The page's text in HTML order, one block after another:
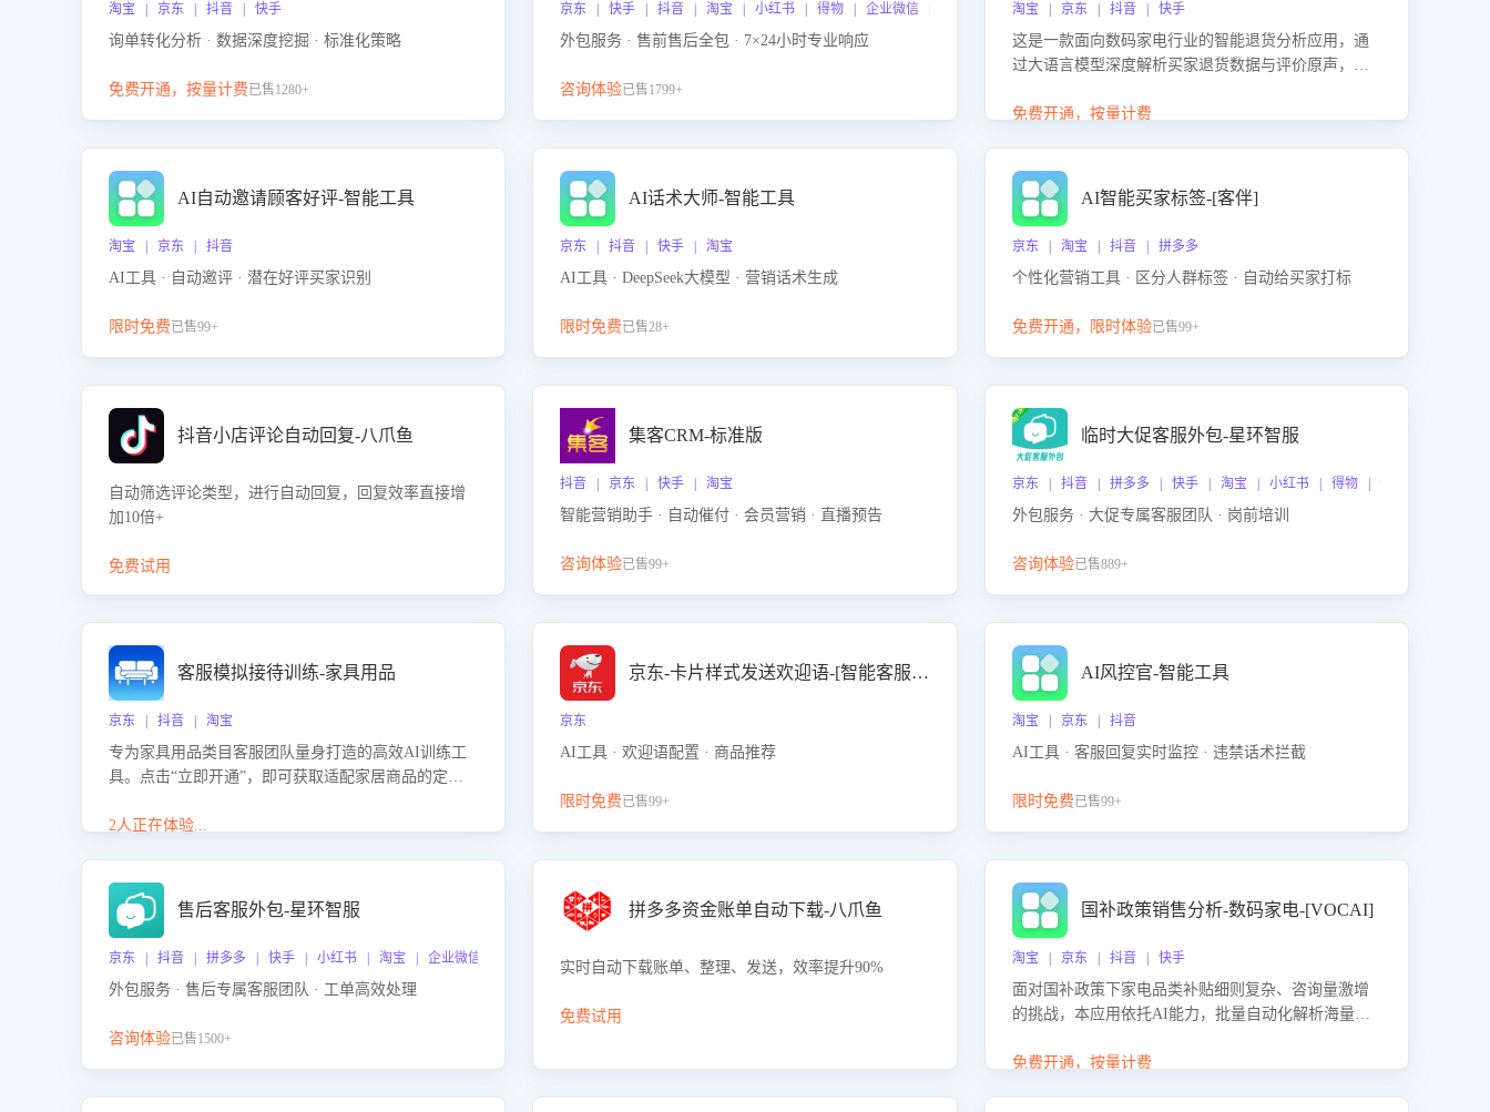
淘宝 | 京东 | 抖音 | 快手
询单转化分析 · 数据深度挖掘 · 标准化策略
免费开通，按量计费已售1280+
京东 | 快手 | 抖音 | 淘宝 | 小红书 | 得物 | 企业微信 | 跨平台
外包服务 · 售前售后全包 · 7×24小时专业响应
咨询体验已售1799+
淘宝 | 京东 | 抖音 | 快手
这是一款面向数码家电行业的智能退货分析应用，通
过大语言模型深度解析买家退货数据与评价原声，精
因，并输出可落地的改进建议，通过挖掘用户痛点驱
免费开通，按量计费
AI自动邀请顾客好评-智能工具
淘宝 | 京东 | 抖音
AI工具 · 自动邀评 · 潜在好评买家识别
限时免费已售99+
AI话术大师-智能工具
京东 | 抖音 | 快手 | 淘宝
AI工具 · DeepSeek大模型 · 营销话术生成
限时免费已售28+
AI智能买家标签-[客伴]
京东 | 淘宝 | 抖音 | 拼多多
个性化营销工具 · 区分人群标签 · 自动给买家打标
免费开通，限时体验已售99+
抖音小店评论自动回复-八爪鱼
自动筛选评论类型，进行自动回复，回复效率直接增
加10倍+
免费试用
集客CRM-标准版
抖音 | 京东 | 快手 | 淘宝
智能营销助手 · 自动催付 · 会员营销 · 直播预告
咨询体验已售99+
临时大促客服外包-星环智服
京东 | 抖音 | 拼多多 | 快手 | 淘宝 | 小红书 | 得物 | 企业微信
外包服务 · 大促专属客服团队 · 岗前培训
咨询体验已售889+
客服模拟接待训练-家具用品
京东 | 抖音 | 淘宝
专为家具用品类目客服团队量身打造的高效AI训练工
具。点击“立即开通”，即可获取适配家居商品的定制
客服在家具用品功能、尺寸参数咨询等高频场景下的
2人正在体验...
京东-卡片样式发送欢迎语-[智能客服机器人]
京东
AI工具 · 欢迎语配置 · 商品推荐
限时免费已售99+
AI风控官-智能工具
淘宝 | 京东 | 抖音
AI工具 · 客服回复实时监控 · 违禁话术拦截
限时免费已售99+
售后客服外包-星环智服
京东 | 抖音 | 拼多多 | 快手 | 小红书 | 淘宝 | 企业微信
外包服务 · 售后专属客服团队 · 工单高效处理
咨询体验已售1500+
拼多多资金账单自动下载-八爪鱼
实时自动下载账单、整理、发送，效率提升90%
免费试用
国补政策销售分析-数码家电-[VOCAI]
淘宝 | 京东 | 抖音 | 快手
面对国补政策下家电品类补贴细则复杂、咨询量激增
的挑战，本应用依托AI能力，批量自动化解析海量客
政策的关注焦点与购买意向，深度洞察决策动因。同
免费开通，按量计费